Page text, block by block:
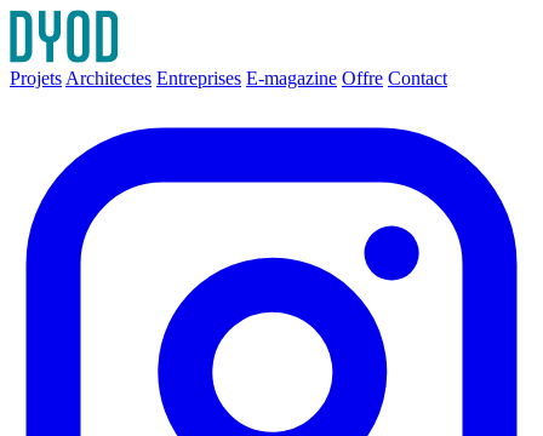
Projets Architectes Entreprises E-magazine Offre Contact